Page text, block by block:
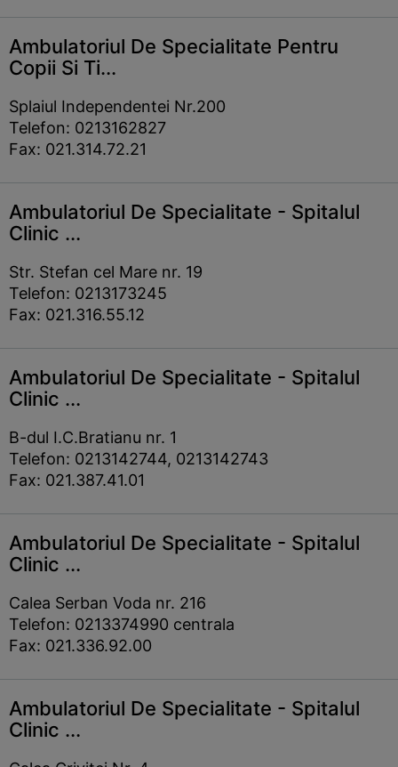
Ambulatoriul De Specialitate Pentru
Copii Si Ti...
Splaiul Independentei Nr.200
Telefon: 0213162827
Fax: 021.314.72.21
Ambulatoriul De Specialitate - Spitalul
Clinic ...
Str. Stefan cel Mare nr. 19
Telefon: 0213173245
Fax: 021.316.55.12
Ambulatoriul De Specialitate - Spitalul
Clinic ...
B-dul I.C.Bratianu nr. 1
Telefon: 0213142744, 0213142743
Fax: 021.387.41.01
Ambulatoriul De Specialitate - Spitalul
Clinic ...
Calea Serban Voda nr. 216
Telefon: 0213374990 centrala
Fax: 021.336.92.00
Ambulatoriul De Specialitate - Spitalul
Clinic ...